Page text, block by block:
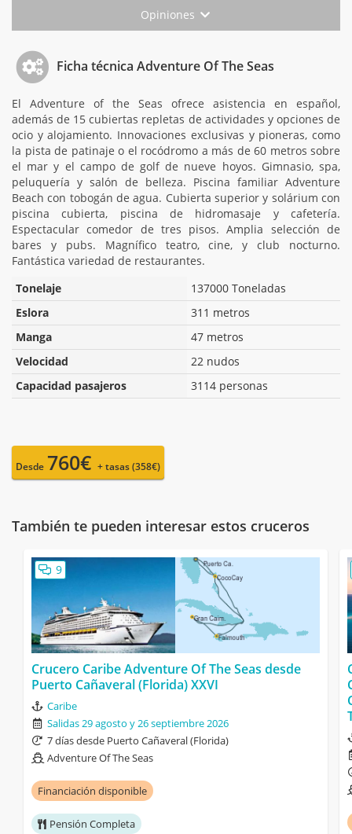
Opiniones
Ficha técnica Adventure Of The Seas
El Adventure of the Seas ofrece asistencia en español,
además de 15 cubiertas repletas de actividades y opciones de
ocio y alojamiento. Innovaciones exclusivas y pioneras, como
la pista de patinaje o el rocódromo a más de 60 metros sobre
el mar y el campo de golf de nueve hoyos. Gimnasio, spa,
peluquería y salón de belleza. Piscina familiar Adventure
Beach con tobogán de agua. Cubierta superior y solárium con
piscina cubierta, piscina de hidromasaje y cafetería.
Espectacular comedor de tres pisos. Amplia selección de
bares y pubs. Magnífico teatro, cine, y club nocturno.
Fantástica variedad de restaurantes.
Tonelaje
137000 Toneladas
Eslora
311 metros
Manga
47 metros
Velocidad
22 nudos
Capacidad pasajeros
3114 personas
Desde 760€ + tasas (358€)
También te pueden interesar estos cruceros
9
Crucero Caribe Adventure Of The Seas desde
Puerto Cañaveral (Florida) XXVI
Caribe
Salidas 29 agosto y 26 septiembre 2026
7 días desde Puerto Cañaveral (Florida)
Adventure Of The Seas
Financiación disponible
Pensión Completa